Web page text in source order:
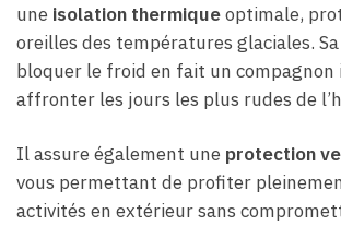
une isolation thermiqueoptimale,
oreilles des températures glaciales.
bloquer le froid en fait un compagnon
affronter les jours les plus rudes de
Il assure également une protection
vous permettant de profiter
activités en extérieur sans